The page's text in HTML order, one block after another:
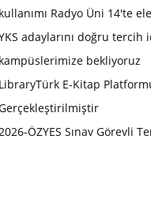
kullanımı Radyo Üni 14'te
adaylarını doğru tercih
kampüslerimize bekliyoruz
LibraryTürk E-Kitap
ÖZYES Sınav Görevli